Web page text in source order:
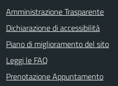
Amministrazione Trasparente
Dichiarazione di accessibilità
Piano di miglioramento del sito
Leggi le FAQ
Prenotazione Appuntamento